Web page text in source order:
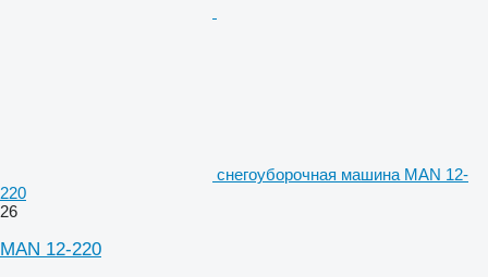
снегоуборочная машина MAN 12-
220
26
MAN 12-220